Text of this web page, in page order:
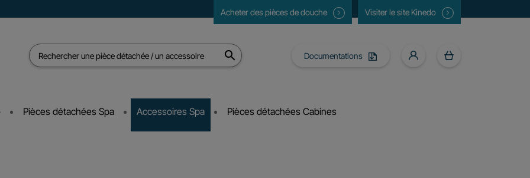
Acheter des pièces de douche Visiter le site Kinedo
 Documentations
Pièces détachées Spa Accessoires Spa Pièces détachées Cabines